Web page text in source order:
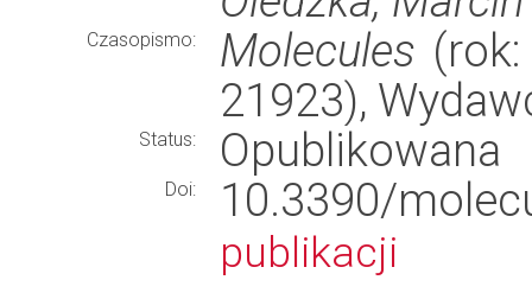
Czasopismo: Molecules
21923),
Status: Opublikowana
Doi: 10.3390/
publikacji